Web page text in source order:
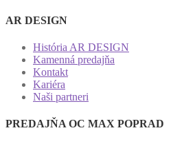
AR DESIGN
História AR DESIGN
Kamenná predajňa
Kontakt
Kariéra
Naši partneri
PREDAJŇA OC MAX POPRAD